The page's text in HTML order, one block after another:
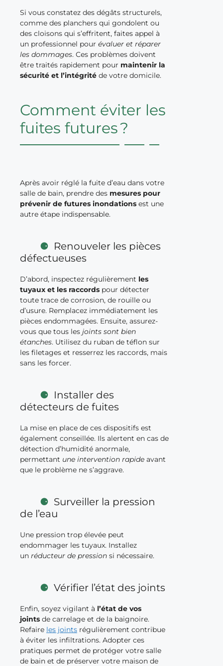
Si vous constatez des dégâts structurels,
comme des planchers qui gondolent ou
des cloisons qui s’effritent, faites appel à
un professionnel pour évaluer et réparer
les dommages. Ces problèmes doivent
être traités rapidement pour maintenir la
sécurité et l’intégrité de votre domicile.
Comment éviter les
fuites futures ?
Après avoir réglé la fuite d’eau dans votre
salle de bain, prendre des mesures pour
prévenir de futures inondations est une
autre étape indispensable.
Renouveler les pièces
défectueuses
D’abord, inspectez régulièrement les
tuyaux et les raccords pour détecter
toute trace de corrosion, de rouille ou
d’usure. Remplacez immédiatement les
pièces endommagées. Ensuite, assurez-
vous que tous les joints sont bien
étanches. Utilisez du ruban de téflon sur
les filetages et resserrez les raccords, mais
sans les forcer.
Installer des
détecteurs de fuites
La mise en place de ces dispositifs est
également conseillée. Ils alertent en cas de
détection d’humidité anormale,
permettant une intervention rapide avant
que le problème ne s’aggrave.
Surveiller la pression
de l’eau
Une pression trop élevée peut
endommager les tuyaux. Installez
un réducteur de pression si nécessaire.
Vérifier l’état des joints
Enfin, soyez vigilant à l’état de vos
joints de carrelage et de la baignoire.
Refaire les joints régulièrement contribue
à éviter les infiltrations. Adopter ces
pratiques permet de protéger votre salle
de bain et de préserver votre maison de